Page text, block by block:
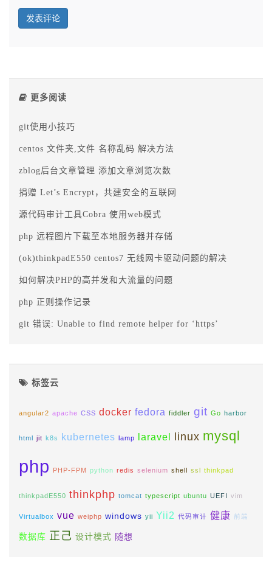
更多阅读
git使用小技巧
centos 文件夹,文件 名称乱码 解决方法
zblog后台文章管理 添加文章浏览次数
捐赠 Let’s Encrypt，共建安全的互联网
源代码审计工具Cobra 使用web模式
php 远程图片下载至本地服务器并存储
(ok)thinkpadE550 centos7 无线网卡驱动问题的解决
如何解决PHP的高并发和大流量的问题
php 正则操作记录
git 错误: Unable to find remote helper for ‘https’
标签云
angular2 apache CSS docker fedora fiddler git Go harbor
html jit k8s kubernetes lamp laravel linux mysql
php PHP-FPM python redis selenium shell ssl thinkpad
thinkpadE550 thinkphp tomcat typescript ubuntu UEFI vim
Virtualbox vue weiphp windows yii Yii2 代码审计 健康 前端
数据库 正己 设计模式 随想